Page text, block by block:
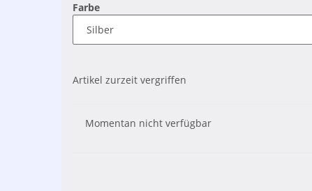
Farbe
Artikel zurzeit vergriffen
Momentan nicht verfügbar